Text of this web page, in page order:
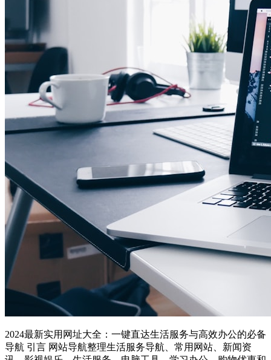
2024最新实用网址大全：一键直达生活服务与高效办公的必备
导航 引言 网站导航整理生活服务导航、常用网站、新闻资